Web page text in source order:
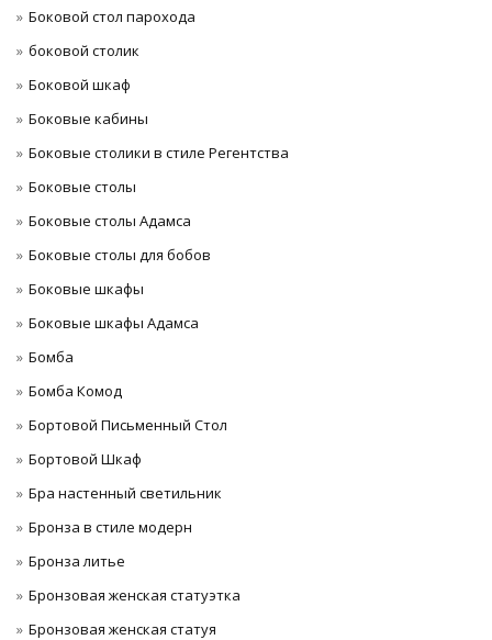
Боковой стол парохода
боковой столик
Боковой шкаф
Боковые кабины
Боковые столики в стиле Регентства
Боковые столы
Боковые столы Адамса
Боковые столы для бобов
Боковые шкафы
Боковые шкафы Адамса
Бомба
Бомба Комод
Бортовой Письменный Стол
Бортовой Шкаф
Бра настенный светильник
Бронза в стиле модерн
Бронза литье
Бронзовая женская статуэтка
Бронзовая женская статуя